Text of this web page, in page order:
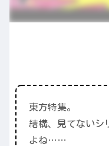
東方特集。
結構、見てないシ
よね……